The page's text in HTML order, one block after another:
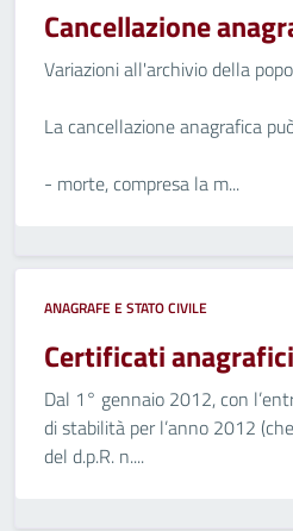
Cancellazione
Variazioni all'archivio della
La cancellazione anagrafica
- morte, compresa la m...
ANAGRAFE E STATO CIVILE
Certificati anagrafici
Dal 1° gennaio 2012, con
di stabilità per l’anno 2012
del d.p.R. n....